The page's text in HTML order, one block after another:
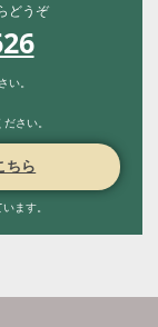
どうぞ
。
さい。
ちら
ます。